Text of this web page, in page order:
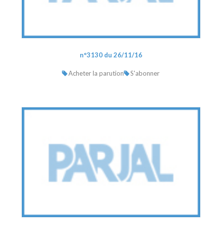
n°3130 du 26/11/16
Acheter la parution S'abonner